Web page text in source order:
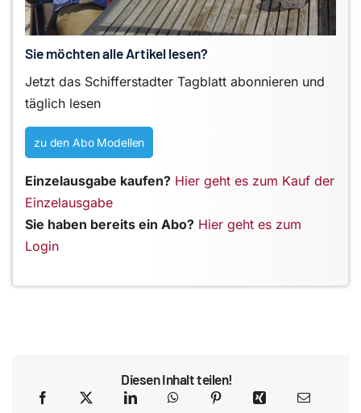
Sie möchten alle Artikel lesen?
Jetzt das Schifferstadter Tagblatt abonnieren und
täglich lesen
zu den Abo Modellen
Einzelausgabe kaufen? Hier geht es zum Kauf der
Einzelausgabe
Sie haben bereits ein Abo? Hier geht es zum
Login
Diesen Inhalt teilen!